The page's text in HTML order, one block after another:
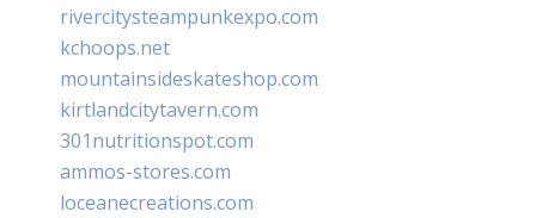
rivercitysteampunkexpo.com
kchoops.net
mountainsideskateshop.com
kirtlandcitytavern.com
301nutritionspot.com
ammos-stores.com
loceanecreations.com